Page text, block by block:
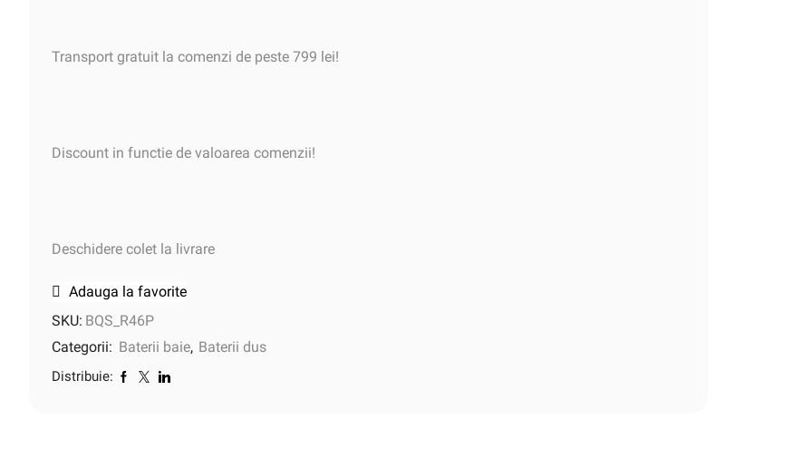
Transport gratuit la comenzi de peste 799 lei!
Discount in functie de valoarea comenzii!
Deschidere colet la livrare
Adauga la favorite
SKU: BQS_R46P
Categorii: Baterii baie, Baterii dus
Distribuie: